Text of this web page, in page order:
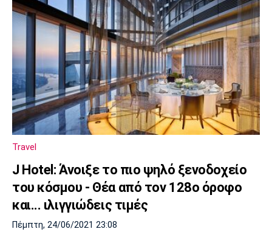
Travel
J Hotel: Άνοιξε το πιο ψηλό ξενοδοχείο
του κόσμου - Θέα από τον 128ο όροφο
και... ιλιγγιώδεις τιμές
Πέμπτη, 24/06/2021 23:08